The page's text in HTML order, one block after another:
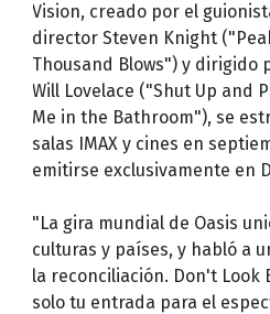
Vision, creado por el
director Steven Knight
Thousand Blows") y dirigido
Will Lovelace ("Shut Up and
Me in the Bathroom"), se
salas IMAX y cines en
emitirse exclusivamente en
"La gira mundial de Oasis
culturas y países, y habló a
la reconciliación. Don't Look
solo tu entrada para el